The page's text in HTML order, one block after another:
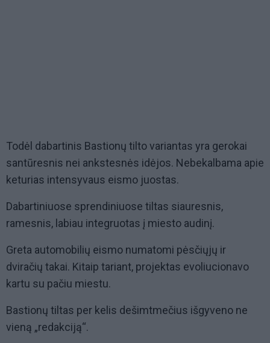
Todėl dabartinis Bastionų tilto variantas yra gerokai
santūresnis nei ankstesnės idėjos. Nebekalbama apie
keturias intensyvaus eismo juostas.
Dabartiniuose sprendiniuose tiltas siauresnis,
ramesnis, labiau integruotas į miesto audinį.
Greta automobilių eismo numatomi pėsčiųjų ir
dviračių takai. Kitaip tariant, projektas evoliucionavo
kartu su pačiu miestu.
Bastionų tiltas per kelis dešimtmečius išgyveno ne
vieną „redakciją“.